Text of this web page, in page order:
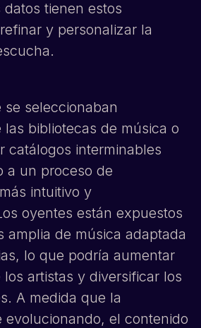
tienen estos
y personalizar la
seleccionaban
las bibliotecas de música o
catálogos interminables
a un proceso de
intuitivo y
oyentes están expuestos
amplia de música adaptada
lo que podría aumentar
artistas y diversificar los
A medida que la
evolucionando, el contenido